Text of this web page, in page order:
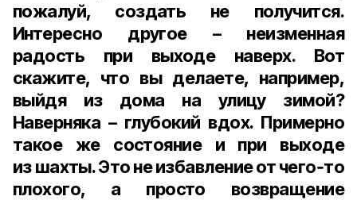
пожалуй, создать не получится.
Интересно другое – неизменная
радость при выходе наверх. Вот
скажите, что вы делаете, например,
выйдя из дома на улицу зимой?
Наверняка – глубокий вдох. Примерно
такое же состояние и при выходе
из шахты. Это не избавление от чего‑то
плохого, а просто возвращение